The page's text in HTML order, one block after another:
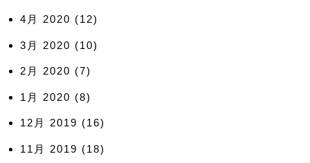
4月 2020 (12)
3月 2020 (10)
2月 2020 (7)
1月 2020 (8)
12月 2019 (16)
11月 2019 (18)